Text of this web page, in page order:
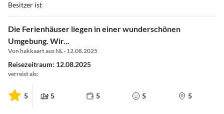
Besitzer ist
Die Ferienhäuser liegen in einer wunderschönen
Umgebung. Wir...
Von hakkaart aus NL · 12.08.2025
Reisezeitraum: 12.08.2025
verreist als:
5 5 5 5 5